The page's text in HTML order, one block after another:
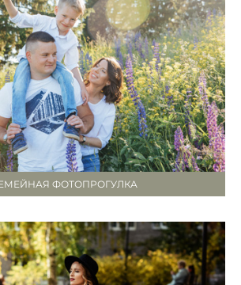
ФОТОПРОГУЛКА